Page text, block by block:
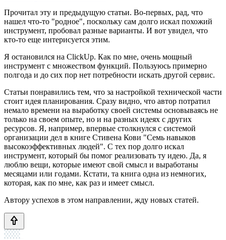
Прочитал эту и предыдущую статьи. Во-первых, рад, что
нашел что-то "родное", поскольку сам долго искал похожий
инструмент, пробовал разные варианты. И вот увидел, что
кто-то еще интерисуется этим.
Я остановился на ClickUp. Как по мне, очень мощный
инструмент с множеством функций. Пользуюсь примерно
полгода и до сих пор нет потребности искать другой сервис.
Статьи понравились тем, что за настройкой технической части
стоит идея планирования. Сразу видно, что автор потратил
немало времени на выработку своей системы основываясь не
только на своем опыте, но и на разных идеях с других
ресурсов. Я, например, впервые столкнулся с системой
организации дел в книге Стивена Кови "Семь навыков
высокоэффективных людей". С тех пор долго искал
инструмент, который бы помог реализовать ту идею. Да, я
люблю вещи, которые имеют свой смысл и выработаны
месяцами или годами. Кстати, та книга одна из немногих,
которая, как по мне, как раз и имеет смысл.
Автору успехов в этом направлении, жду новых статей.